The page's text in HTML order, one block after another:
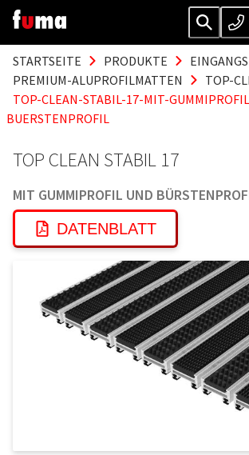
STARTSEITE PRODUKTE
PREMIUM-ALUPROFILMATTEN
TOP-
TOP-CLEAN-STABIL-17-MIT-
BUERSTENPROFIL
TOP CLEAN STABIL 17
MIT GUMMIPROFIL UND
DATENBLATT